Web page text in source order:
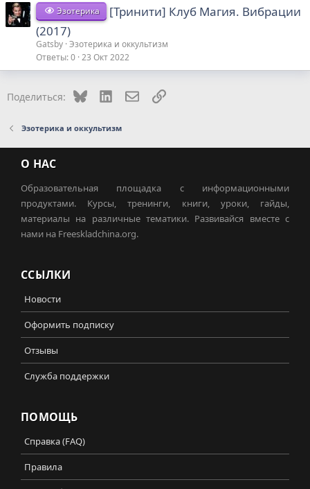
Эзотерика
[Тринити] Клуб Магия. Вибрации
(2017)
Gatsby Эзотерика и оккультизм
Ответы 0 23 Окт 2022
Поделиться: Bluesky LinkedInЭлектронная почта
Ссылка
Эзотерика и оккультизм
О НАС
Образовательная площадка с информационными
продуктами. Курсы, тренинги, книги, уроки, гайды,
материалы на различные тематики. Развивайся вместе с
нами на Freeskladchina.org.
ССЫЛКИ
Новости
Оформить подписку
Отзывы
Служба поддержки
ПОМОЩЬ
Справка (FAQ)
Правила